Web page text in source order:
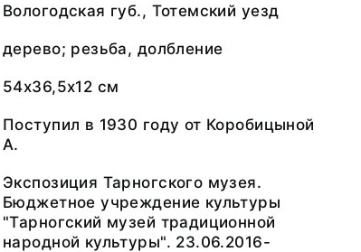
Вологодская губ., Тотемский уезд
дерево; резьба, долбление
54х36,5х12 см
Поступил в 1930 году от Коробицыной
А.
Экспозиция Тарногского музея.
Бюджетное учреждение культуры
"Тарногский музей традиционной
народной культуры". 23.06.2016-